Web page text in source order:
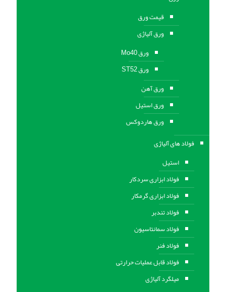
قیمت ورق
ورق آلیاژی
ورق Mo40
ورق ST52
ورق آهن
ورق استيل
ورق هاردوکس
فولاد های آلیاژی
استیل
فولاد ابزاری سردکار
فولاد ابزاری گرمکار
فولاد تندبر
فولاد سمانتاسیون
فولاد فنر
فولاد قابل عملیات حرارتی
ميلگرد آلیاژی